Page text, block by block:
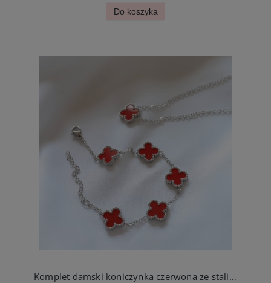
Do koszyka
Komplet damski koniczynka czerwona ze stali szlachetnej